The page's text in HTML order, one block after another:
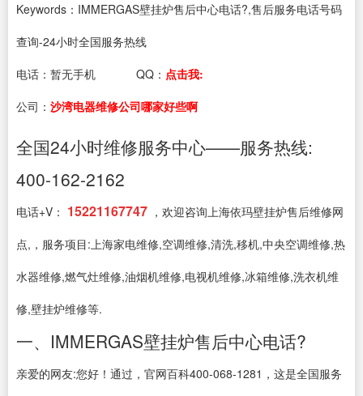
Keywords：IMMERGAS壁挂炉售后中心电话?,售后服务电话号码
查询-24小时全国服务热线
电话： 暂无手机 QQ： 点击我:
公司： 沙湾电器维修公司哪家好些啊
全国24小时维修服务中心——服务热线:
400-162-2162
电话+V： 15221167747 ，欢迎咨询上海依玛壁挂炉售后维修网
点,，服务项目:上海家电维修,空调维修,清洗,移机,中央空调维修,热
水器维修,燃气灶维修,油烟机维修,电视机维修,冰箱维修,洗衣机维
修,壁挂炉维修等.
一、IMMERGAS壁挂炉售后中心电话?
亲爱的网友:您好！通过，官网百科400-068-1281，这是全国服务